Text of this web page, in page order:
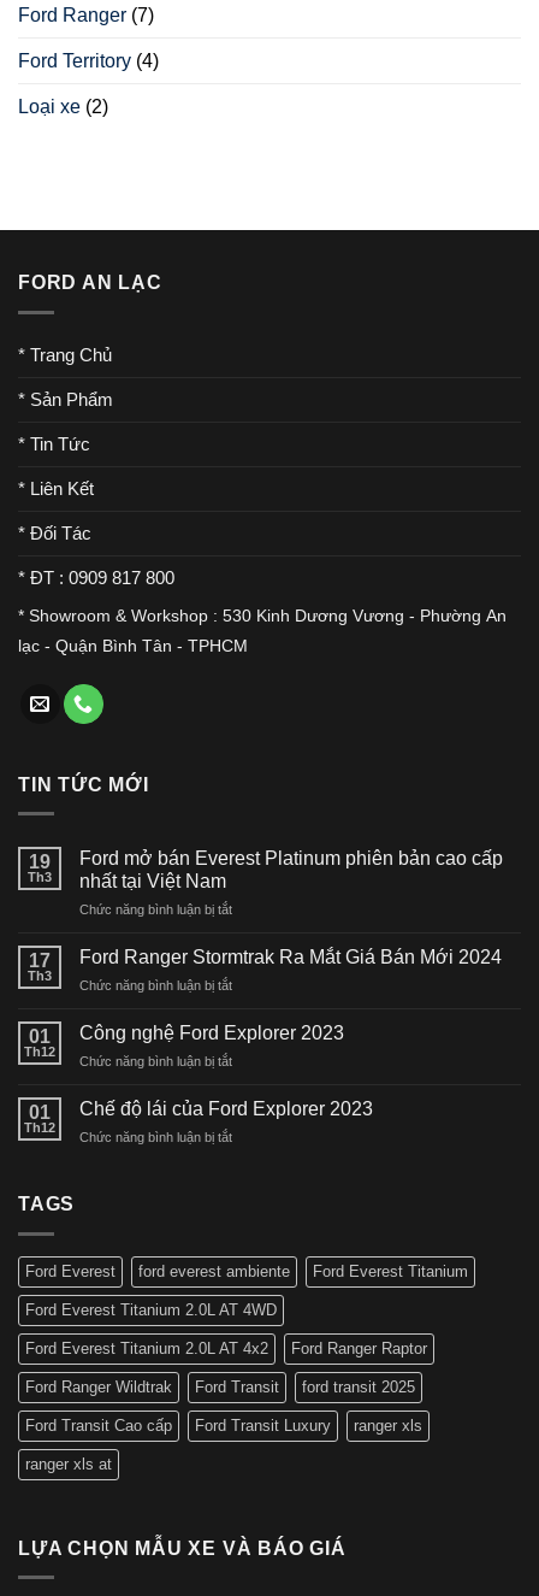
Ford Ranger (7)
Ford Territory (4)
Loại xe (2)
FORD AN LẠC
* Trang Chủ
* Sản Phẩm
* Tin Tức
* Liên Kết
* Đối Tác
* ĐT : 0909 817 800
* Showroom & Workshop : 530 Kinh Dương Vương - Phường An
lạc - Quận Bình Tân - TPHCM
TIN TỨC MỚI
19
Th3
Ford mở bán Everest Platinum phiên bản cao cấp
nhất tại Việt Nam
Chức năng bình luận bị tắtở
mở
Everest
phiên
nhất
tại
17
Th3
Ford Ranger Stormtrak Ra Mắt Giá Bán Mới 2024
Chức năng bình luận bị tắtở
Ranger
Stormtrak
Ra
Giá
01
Th12
Công nghệ Ford Explorer 2023
Chức năng bình luận bị tắtở
nghệ
Explorer
01
Th12
Chế độ lái của Ford Explorer 2023
Chức năng bình luận bị tắtở
Explorer
2023
TAGS
Ford Everest ford everest ambiente Ford Everest Titanium
Ford Everest Titanium 2.0L AT 4WD
Ford Everest Titanium 2.0L AT 4x2 Ford Ranger Raptor
Ford Ranger Wildtrak Ford Transit ford transit 2025
Ford Transit Cao cấp Ford Transit Luxury ranger xls
ranger xls at
LỰA CHỌN MẪU XE VÀ BÁO GIÁ